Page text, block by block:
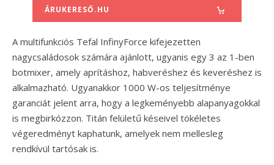
ÁRUKERESŐ.HU
A multifunkciós Tefal InfinyForce kifejezetten
nagycsaládosok számára ajánlott, ugyanis egy 3 az 1-ben
botmixer, amely aprításhoz, habveréshez és keveréshez is
alkalmazható. Ugyanakkor 1000 W-os teljesítménye
garanciát jelent arra, hogy a legkeményebb alapanyagokkal
is megbirkózzon. Titán felületű késeivel tökéletes
végeredményt kaphatunk, amelyek nem mellesleg
rendkívül tartósak is.